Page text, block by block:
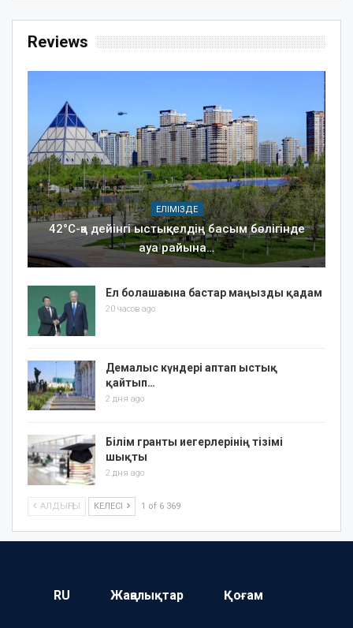
Reviews
ЕЛІМІЗДЕ
42°C-қа дейінгі ыстық: елдің басым бөлігінде
ауа райына…
Ел болашағына бастар маңызды қадам
20 часов ago
Демалыс күндері аптап ыстық
қайтып…
2 дня ago
Білім гранты иегерлерінің тізімі
шықты
2 дня ago
АЛДЫҢҒЫ КЕЛЕСІ 1 of 6 369
RU Жаңалықтар Қоғам